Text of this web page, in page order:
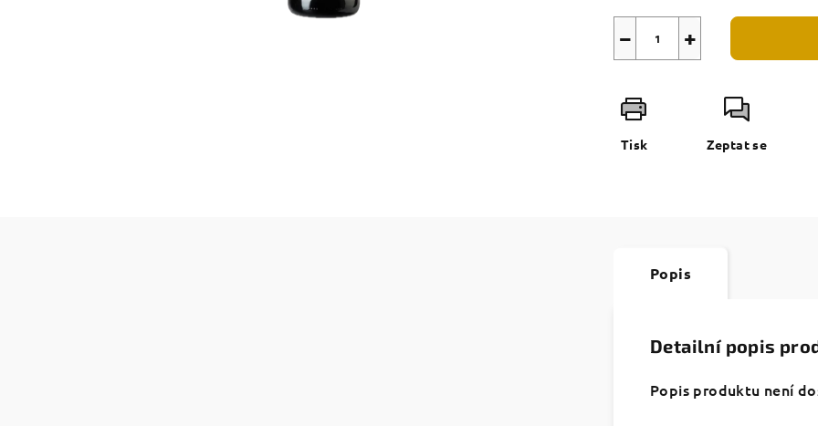
+
−
Tisk Zeptat se
Popis
Detailní popis
Popis produktu není